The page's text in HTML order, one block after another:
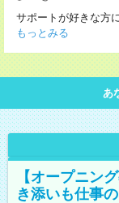
サポートが好きな方
もっとみる
あ
【オープニン
き添いも仕事